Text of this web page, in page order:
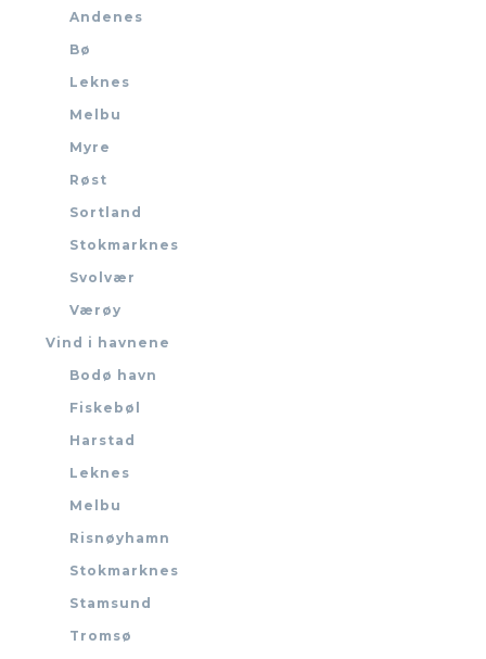
Andenes
Bø
Leknes
Melbu
Myre
Røst
Sortland
Stokmarknes
Svolvær
Værøy
Vind i havnene
Bodø havn
Fiskebøl
Harstad
Leknes
Melbu
Risnøyhamn
Stokmarknes
Stamsund
Tromsø